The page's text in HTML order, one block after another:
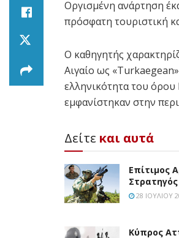
Οργισμένη ανάρτηση
πρόσφατη τουριστική
Ο καθηγητής
Αιγαίο ως
ελληνικότητα του
εμφανίστηκαν στην
Δείτε και αυτά
Επίτιμος
28 ΙΟΥΛΊΟΥ
Κύπρος